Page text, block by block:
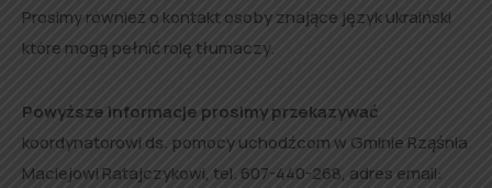
Prosimy również o kontakt osoby znające język ukraiński
które mogą pełnić rolę tłumaczy.
Powyższe informacje prosimy przekazywać
koordynatorowi ds. pomocy uchodźcom w Gminie Rząśnia
Maciejowi Ratajczykowi, tel. 607-440-268, adres email: